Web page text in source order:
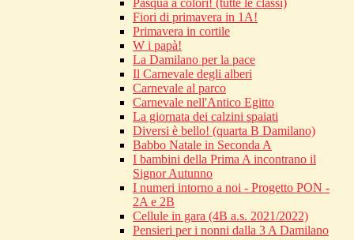
Pasqua a colori! (tutte le classi)
Fiori di primavera in 1A!
Primavera in cortile
W i papà!
La Damilano per la pace
Il Carnevale degli alberi
Carnevale al parco
Carnevale nell'Antico Egitto
La giornata dei calzini spaiati
Diversi è bello! (quarta B Damilano)
Babbo Natale in Seconda A
I bambini della Prima A incontrano il
Signor Autunno
I numeri intorno a noi - Progetto PON -
2A e 2B
Cellule in gara (4B a.s. 2021/2022)
Pensieri per i nonni dalla 3 A Damilano